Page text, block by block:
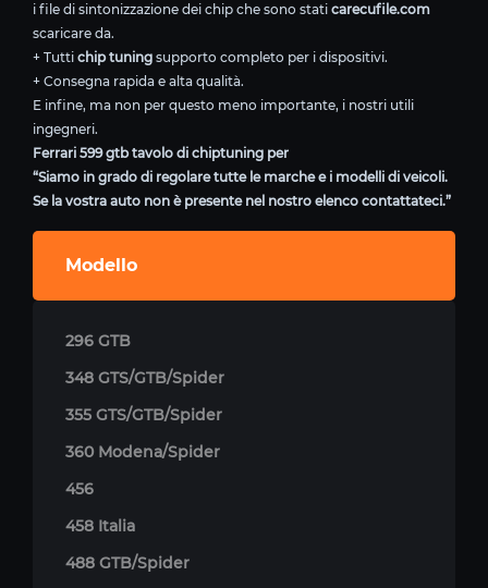
i file di sintonizzazione dei chip che sono stati carecufile.com
scaricare da.
+ Tutti chip tuning supporto completo per i dispositivi.
+ Consegna rapida e alta qualità.
E infine, ma non per questo meno importante, i nostri utili
ingegneri.
Ferrari 599 gtb tavolo di chiptuning per
“Siamo in grado di regolare tutte le marche e i modelli di veicoli.
Se la vostra auto non è presente nel nostro elenco contattateci.”
Modello
296 GTB
348 GTS/GTB/Spider
355 GTS/GTB/Spider
360 Modena/Spider
456
458 Italia
488 GTB/Spider